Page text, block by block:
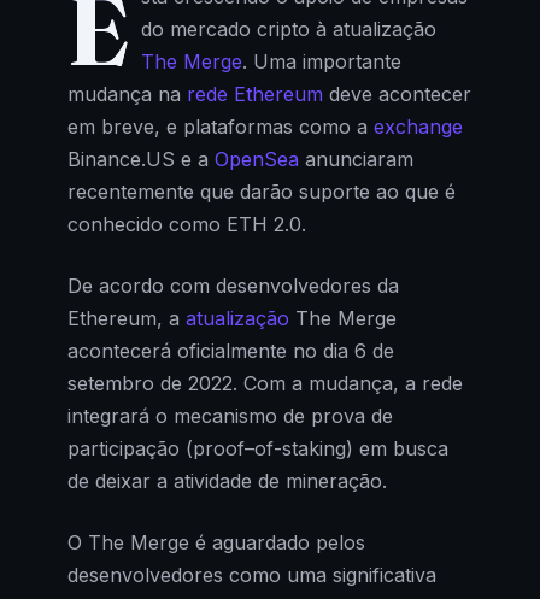
E do mercado cripto à atualização
The Merge. Uma importante
mudança na rede Ethereum deve acontecer
em breve, e plataformas como a exchange
Binance.US e a OpenSea anunciaram
recentemente que darão suporte ao que é
conhecido como ETH 2.0.
De acordo com desenvolvedores da
Ethereum, a atualização The Merge
acontecerá oficialmente no dia 6 de
setembro de 2022. Com a mudança, a rede
integrará o mecanismo de prova de
participação (proof–of-staking) em busca
de deixar a atividade de mineração.
O The Merge é aguardado pelos
desenvolvedores como uma significativa